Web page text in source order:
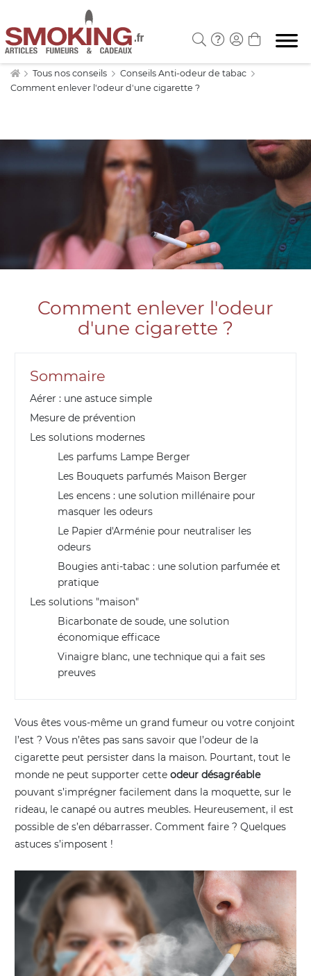
Tous nos conseils
Conseils Anti-odeur de tabac
Comment enlever l'odeur d'une cigarette ?
Comment enlever l'odeur
d'une cigarette ?
Sommaire
Aérer : une astuce simple
Mesure de prévention
Les solutions modernes
Les parfums Lampe Berger
Les Bouquets parfumés Maison Berger
Les encens : une solution millénaire pour
masquer les odeurs
Le Papier d'Arménie pour neutraliser les
odeurs
Bougies anti-tabac : une solution parfumée et
pratique
Les solutions "maison"
Bicarbonate de soude, une solution
économique efficace
Vinaigre blanc, une technique qui a fait ses
preuves
Vous êtes vous-même un grand fumeur ou votre conjoint
l’est ? Vous n’êtes pas sans savoir que l’odeur de la
cigarette peut persister dans la maison. Pourtant, tout le
monde ne peut supporter cette odeur désagréable
pouvant s’imprégner facilement dans la moquette, sur le
rideau, le canapé ou autres meubles. Heureusement, il est
possible de s’en débarrasser. Comment faire ? Quelques
astuces s’imposent !